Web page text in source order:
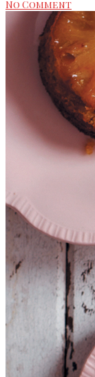
No Comment